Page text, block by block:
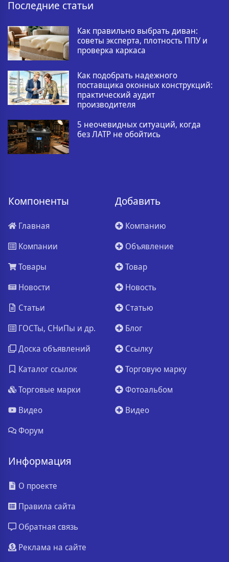
Последние статьи
Как правильно выбрать диван:
советы эксперта, плотность ППУ и
проверка каркаса
Как подобрать надежного
поставщика оконных конструкций:
практический аудит
производителя
5 неочевидных ситуаций, когда
без ЛАТР не обойтись
Компоненты
Главная
Компании
Товары
Новости
Статьи
ГОСТы, СНиПы и др.
Доска объявлений
Каталог ссылок
Торговые марки
Видео
Форум
Добавить
Компанию
Объявление
Товар
Новость
Статью
Блог
Ссылку
Торговую марку
Фотоальбом
Видео
Информация
О проекте
Правила сайта
Обратная связь
Реклама на сайте